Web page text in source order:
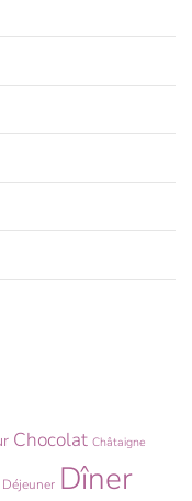
Chocolat Châtaigne
Déjeuner Dîner